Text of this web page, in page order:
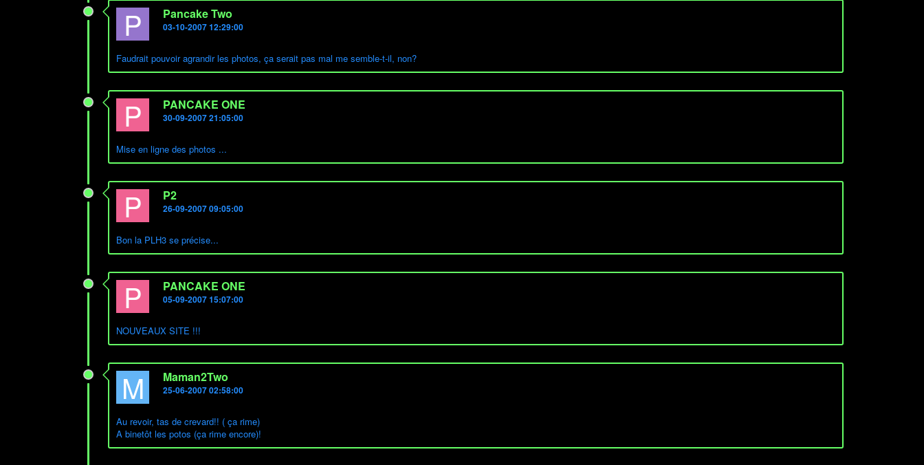
P Pancake Two
03-10-2007 12:29:00
Faudrait pouvoir agrandir les photos, ça serait pas mal me semble-t-il, non?
P PANCAKE ONE
30-09-2007 21:05:00
Mise en ligne des photos ...
P P2
26-09-2007 09:05:00
Bon la PLH3 se précise...
P PANCAKE ONE
05-09-2007 15:07:00
NOUVEAUX SITE !!!
M Maman2Two
25-06-2007 02:58:00
Au revoir, tas de crevard!! ( ça rime)
A binetôt les potos (ça rime encore)!